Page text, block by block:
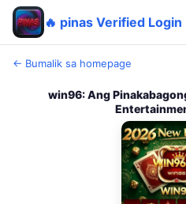
← Bumalik sa homepage
win96: Ang